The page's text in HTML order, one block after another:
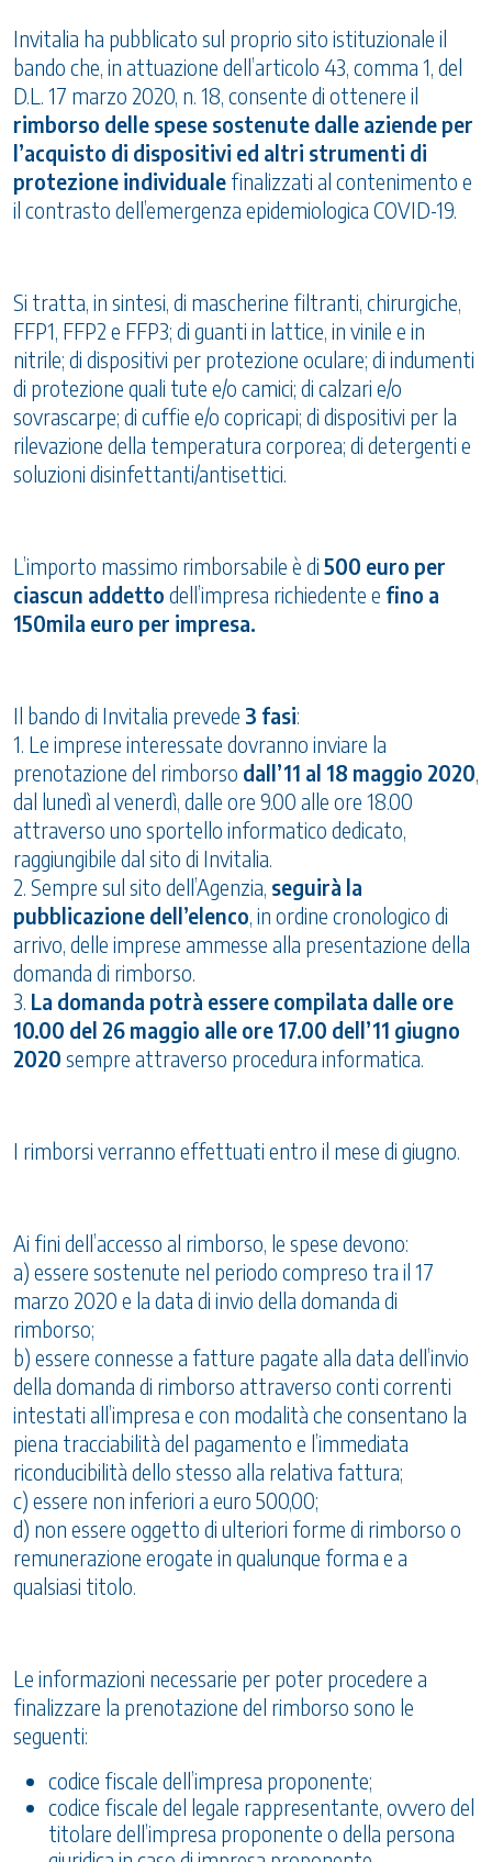
Invitalia ha pubblicato sul proprio sito istituzionale il
bando che, in attuazione dell’articolo 43, comma 1, del
D.L. 17 marzo 2020, n. 18, consente di ottenere il
rimborso delle spese sostenute dalle aziende per
l’acquisto di dispositivi ed altri strumenti di
protezione individuale finalizzati al contenimento e
il contrasto dell’emergenza epidemiologica COVID-19.
Si tratta, in sintesi, di mascherine filtranti, chirurgiche,
FFP1, FFP2 e FFP3; di guanti in lattice, in vinile e in
nitrile; di dispositivi per protezione oculare; di indumenti
di protezione quali tute e/o camici; di calzari e/o
sovrascarpe; di cuffie e/o copricapi; di dispositivi per la
rilevazione della temperatura corporea; di detergenti e
soluzioni disinfettanti/antisettici.
L’importo massimo rimborsabile è di 500 euro per
ciascun addetto dell’impresa richiedente e fino a
150mila euro per impresa.
Il bando di Invitalia prevede 3 fasi:
1. Le imprese interessate dovranno inviare la
prenotazione del rimborso dall’11 al 18 maggio 2020,
dal lunedì al venerdì, dalle ore 9.00 alle ore 18.00
attraverso uno sportello informatico dedicato,
raggiungibile dal sito di Invitalia.
2. Sempre sul sito dell’Agenzia, seguirà la
pubblicazione dell’elenco, in ordine cronologico di
arrivo, delle imprese ammesse alla presentazione della
domanda di rimborso.
3. La domanda potrà essere compilata dalle ore
10.00 del 26 maggio alle ore 17.00 dell’11 giugno
2020 sempre attraverso procedura informatica.
I rimborsi verranno effettuati entro il mese di giugno.
Ai fini dell’accesso al rimborso, le spese devono:
a) essere sostenute nel periodo compreso tra il 17
marzo 2020 e la data di invio della domanda di
rimborso;
b) essere connesse a fatture pagate alla data dell’invio
della domanda di rimborso attraverso conti correnti
intestati all’impresa e con modalità che consentano la
piena tracciabilità del pagamento e l’immediata
riconducibilità dello stesso alla relativa fattura;
c) essere non inferiori a euro 500,00;
d) non essere oggetto di ulteriori forme di rimborso o
remunerazione erogate in qualunque forma e a
qualsiasi titolo.
Le informazioni necessarie per poter procedere a
finalizzare la prenotazione del rimborso sono le
seguenti:
codice fiscale dell’impresa proponente;
codice fiscale del legale rappresentante, ovvero del
titolare dell’impresa proponente o della persona